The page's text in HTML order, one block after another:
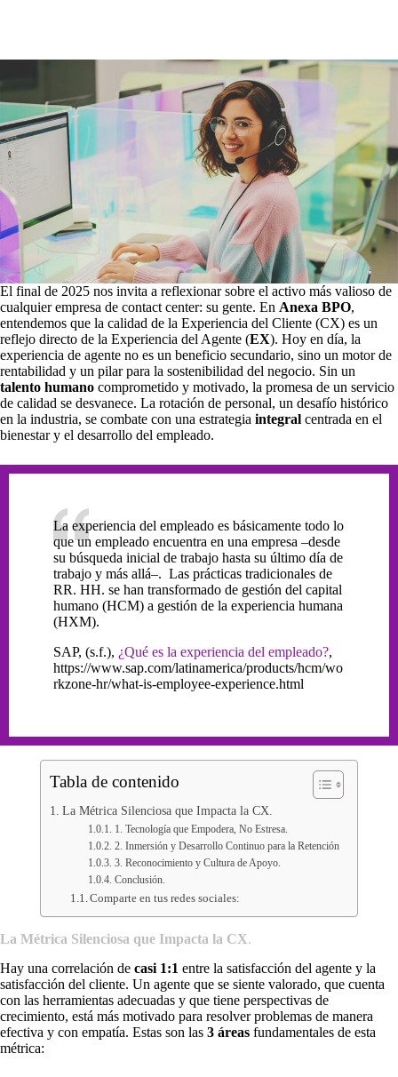
El final de 2025 nos invita a reflexionar sobre el activo más valioso de
cualquier empresa de contact center: su gente. En Anexa BPO,
entendemos que la calidad de la Experiencia del Cliente (CX) es un
reflejo directo de la Experiencia del Agente (EX). Hoy en día, la
experiencia de agente no es un beneficio secundario, sino un motor de
rentabilidad y un pilar para la sostenibilidad del negocio. Sin un
talento humano comprometido y motivado, la promesa de un servicio
de calidad se desvanece. La rotación de personal, un desafío histórico
en la industria, se combate con una estrategia integral centrada en el
bienestar y el desarrollo del empleado.
La experiencia del empleado es básicamente todo lo
que un empleado encuentra en una empresa –desde
su búsqueda inicial de trabajo hasta su último día de
trabajo y más allá–. Las prácticas tradicionales de
RR. HH. se han transformado de gestión del capital
humano (HCM) a gestión de la experiencia humana
(HXM).
SAP, (s.f.), ¿Qué es la experiencia del empleado?,
https://www.sap.com/latinamerica/products/hcm/wo
rkzone-hr/what-is-employee-experience.html
Tabla de contenido
La Métrica Silenciosa que Impacta la CX.
1. Tecnología que Empodera, No Estresa.
2. Inmersión y Desarrollo Continuo para la Retención
3. Reconocimiento y Cultura de Apoyo.
Conclusión.
Comparte en tus redes sociales:
La Métrica Silenciosa que Impacta la CX.
Hay una correlación de casi 1:1 entre la satisfacción del agente y la
satisfacción del cliente. Un agente que se siente valorado, que cuenta
con las herramientas adecuadas y que tiene perspectivas de
crecimiento, está más motivado para resolver problemas de manera
efectiva y con empatía. Estas son las 3 áreas fundamentales de esta
métrica: